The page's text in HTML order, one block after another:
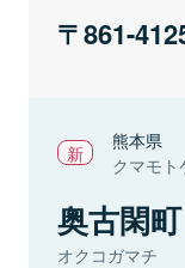
861-
熊本県
クマモト
奥古閑町
オクコガマチ